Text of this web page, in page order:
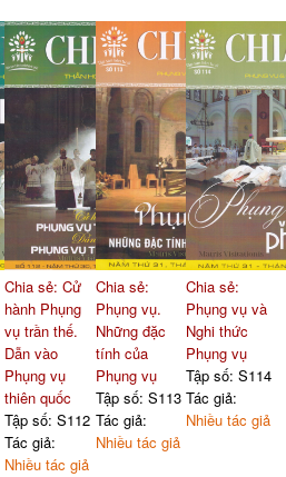
Chia sẻ: Cử
hành Phụng
vụ trần thế.
Dẫn vào
Phụng vụ
thiên quốc
Tập số: S112
Tác giả:
Nhiều tác giả
Chia sẻ:
Phụng vụ.
Những đặc
tính của
Phụng vụ
Tập số: S113
Tác giả:
Nhiều tác giả
Chia sẻ:
Phụng vụ và
Nghi thức
Phụng vụ
Tập số: S114
Tác giả:
Nhiều tác giả